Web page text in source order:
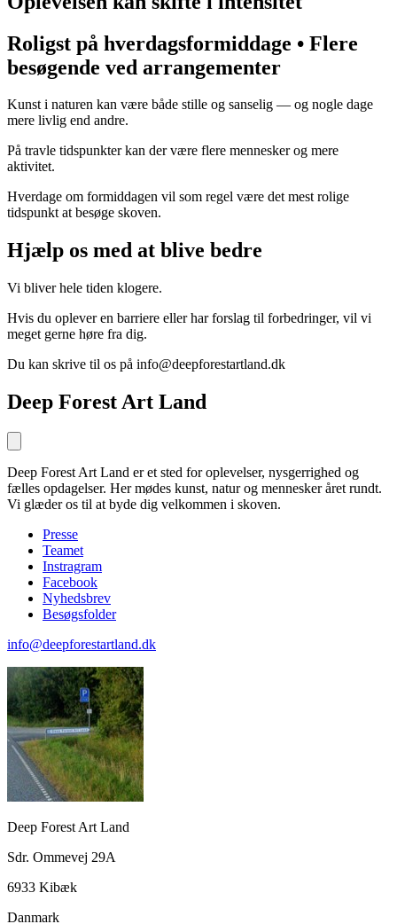
Roligst på hverdagsformiddage • Flere
besøgende ved arrangementer
Kunst i naturen kan være både stille og sanselig — og nogle dage
mere livlig end andre.
På travle tidspunkter kan der være flere mennesker og mere
aktivitet.
Hverdage om formiddagen vil som regel være det mest rolige
tidspunkt at besøge skoven.
Hjælp os med at blive bedre
Vi bliver hele tiden klogere.
Hvis du oplever en barriere eller har forslag til forbedringer, vil vi
meget gerne høre fra dig.
Du kan skrive til os på info@deepforestartland.dk
Deep Forest Art Land
Deep Forest Art Land er et sted for oplevelser, nysgerrighed og
fælles opdagelser. Her mødes kunst, natur og mennesker året rundt.
Vi glæder os til at byde dig velkommen i skoven.
Presse
Teamet
Instragram
Facebook
Nyhedsbrev
Besøgsfolder
info@deepforestartland.dk
Deep Forest Art Land
Sdr. Ommevej 29A
6933 Kibæk
Danmark